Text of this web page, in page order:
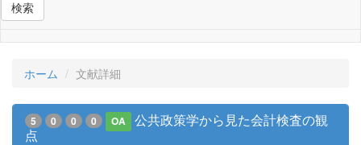
検索
ホーム 文献詳細
5 0 0 0 OA
公共政策学から見た会計検査の観
点